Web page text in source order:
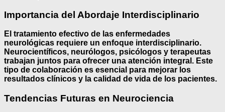
Importancia del Abordaje Interdisciplinario
El tratamiento efectivo de las enfermedades
neurológicas requiere un enfoque interdisciplinario.
Neurocientíficos, neurólogos, psicólogos y terapeutas
trabajan juntos para ofrecer una atención integral. Este
tipo de colaboración es esencial para mejorar los
resultados clínicos y la calidad de vida de los pacientes.
Tendencias Futuras en Neurociencia